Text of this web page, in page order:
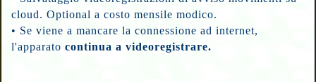
cloud. Optional a costo mensile modico.
• Se viene a mancare la connessione ad internet,
l'apparatocontinua a videoregistrare.